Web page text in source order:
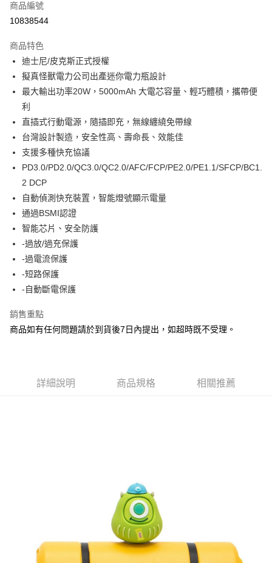
LINE Pay
悠遊付
Google Pay
全盈+PAY
大哥付你分期
相關說明
【大哥付你分期使用說明】
1.本服務由台灣大哥大提供，台灣大哥大用戶可立即使用無須另外申請。
流程，驗證手機門號後，選擇欲分期的期數、繳款截止日，確認付款後即完
成交易。
3.實際核准額度、可分期數及費用金額請依後續交易確認頁面所載為準。
4.訂單成立30分鐘內，如未前往確認交易或遇審核未通過，訂單將自動取
消。如遇「轉專審核」未通過狀況，表示未達大哥付你分期系統評分，恕無
法說明評估內容。
【繳款方式說明】
1.分期款項不併入電信帳單，「大哥付你分期」於每月結算日後寄送繳費提
醒簡訊。
2.透過簡訊連結打開帳單後，可選擇「超商條碼／台灣大直營門市／銀行轉
【注意事項】
1.本服務係由「台灣大哥大股份有限公司」（以下簡稱本公司）所提供，讓
由本公司與您本人進行分期帳單所需資料之確認、核對及更正。
AFTEE先享後付
相關說明
【關於「AFTEE先享後付」】
AFTEE先享後付是「在收到商品之後才付款」的支付方式。 讓您購物簡單
便利好安心！
１．簡單：不需註冊會員、不需綁卡、不需儲值。
３．安心：先確認商品／服務後，再付款。
【「AFTEE先享後付」結帳流程】
１．於結帳方式選擇「AFTEE先享後付」後，將跳轉至「AFTEE先享後付」
結帳頁面，進行簡訊認證並確認金額後，即可完成結帳。
３．收到繳費通知簡訊後14天內，點擊此簡訊中的連結，可透過四大超商／
ATM／網路銀行／等多元方式進行付款，方視為交易完成。
※ 請注意：結帳手續完成當下不需立刻繳費，但若您需要取消訂單，請聯絡
是否繳費成功／繳費後需取消欲退款等相關疑問，請聯繫「AFTEE先享後付
客戶支援中心」 https://netprotections.freshdesk.com/support/home
「AFTEE先享後付」，若未經同意申辦者引起之損失，本公司不負相關責
４．使用「AFTEE先享後付」時，將依據個別帳號之用戶狀況，依本公司即
時審查核予不同之上限額度；若仍有額度不足之情形，本公司將視審查結果
５．嚴禁一人註冊多個帳號或使用他人資訊註冊。若發現惡意使用之情形，
恩沛科技股份有限公司將有權停止該用戶之使用額度並採取法律行動。
ATM付款
運送方式
付款後全家取貨
付款後萊爾富取貨
付款後7-11取貨
每筆NT$120，滿NT$1,200(含以上)免運費
商品編號
10838544
商品特色
迪士尼/皮克斯正式授權
擬真怪獸電力公司出產迷你電力瓶設計
最大輸出功率20W，5000mAh 大電芯容量、輕巧體積，攜帶便
利
直插式行動電源，隨插即充，無線纏繞免帶線
台灣設計製造，安全性高、壽命長、效能佳
支援多種快充協議
PD3.0/PD2.0/QC3.0/QC2.0/AFC/FCP/PE2.0/PE1.1/SFCP/BC1.
2 DCP
自動偵測快充裝置，智能燈號顯示電量
通過BSMI認證
智能芯片、安全防護
-過放/過充保護
-過電流保護
-短路保護
-自動斷電保護
銷售重點
商品如有任何問題請於到貨後7日內提出，如超時既不受理。
詳細說明 商品規格 相關推薦